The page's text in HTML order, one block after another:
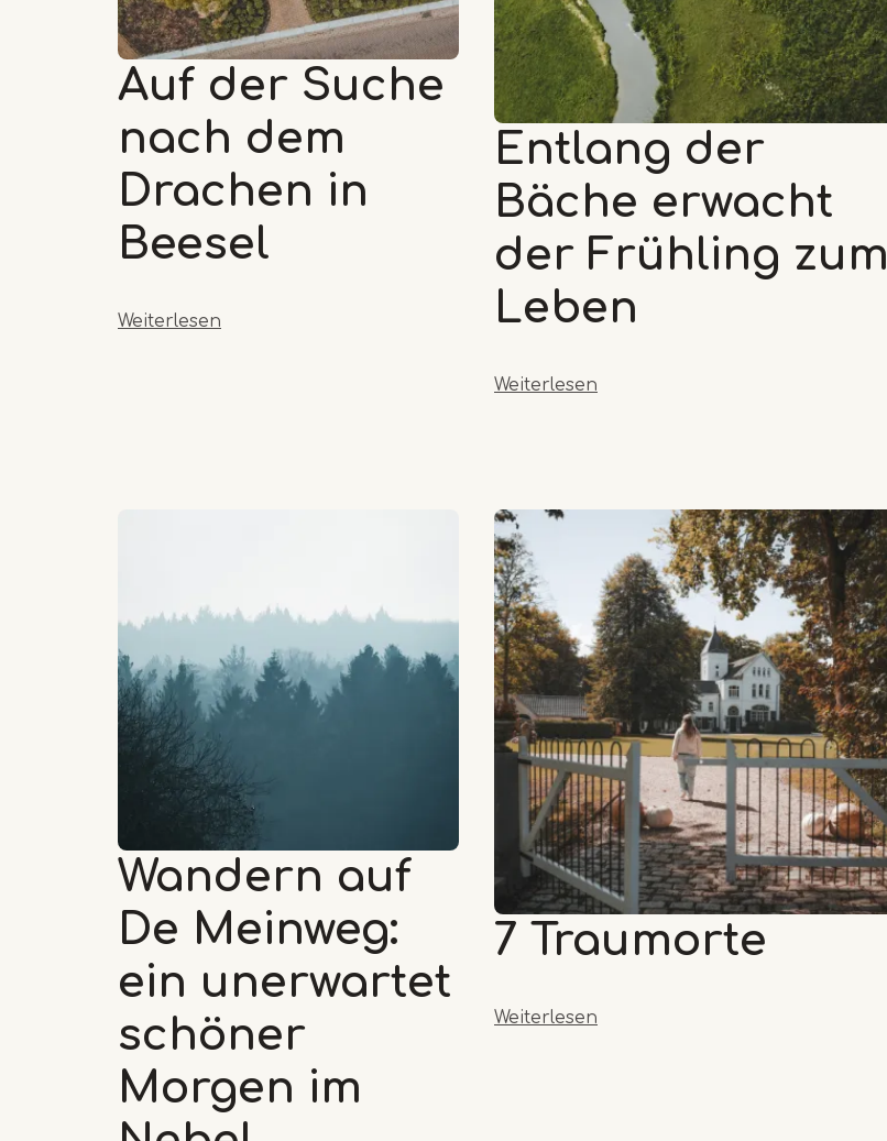
Auf der Suche
nach dem
Drachen in
Beesel
Weiterlesen
Entlang der
Bäche erwacht
der Frühling zum
Leben
Weiterlesen
Wandern auf
De Meinweg:
ein unerwartet
schöner
Morgen im
7 Traumorte
Weiterlesen